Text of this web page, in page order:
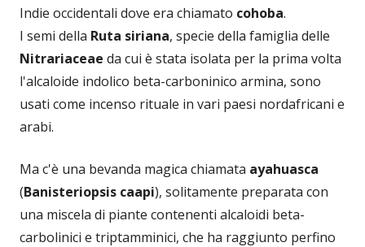
Indie occidentali dove era chiamato cohoba.
I semi della Ruta siriana, specie della famiglia delle
Nitrariaceae da cui è stata isolata per la prima volta
l'alcaloide indolico beta-carboninico armina, sono
usati come incenso rituale in vari paesi nordafricani e
arabi.
Ma c'è una bevanda magica chiamata ayahuasca
(Banisteriopsis caapi), solitamente preparata con
una miscela di piante contenenti alcaloidi beta-
carbolinici e triptamminici, che ha raggiunto perfino